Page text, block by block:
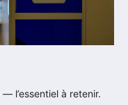
— l’essentiel à retenir.